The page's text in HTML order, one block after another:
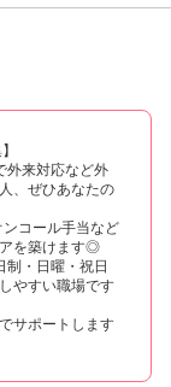
外来対応など外
、ぜひあなたの
コール手当など
を築けます◎
制・日曜・祝日
やすい職場です
サポートします